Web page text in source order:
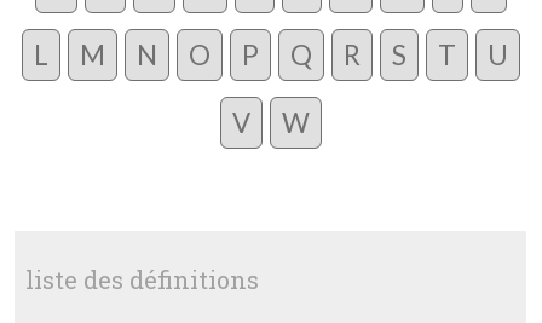
L M N O P Q R S T U
V W
liste des définitions